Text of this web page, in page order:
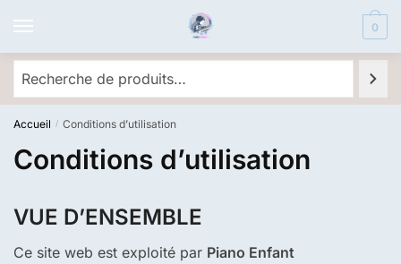
navigation
content
0
Accueil / Conditions d’utilisation
Conditions d’utilisation
VUE D’ENSEMBLE
Ce site web est exploité par Piano Enfant